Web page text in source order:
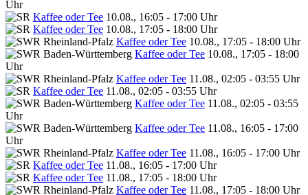
Uhr
Kaffee oder Tee 10.08., 16:05 - 17:00 Uhr
Kaffee oder Tee 10.08., 17:05 - 18:00 Uhr
Kaffee oder Tee 10.08., 17:05 - 18:00 Uhr
Kaffee oder Tee 10.08., 17:05 - 18:00
Uhr
Kaffee oder Tee 11.08., 02:05 - 03:55 Uhr
Kaffee oder Tee 11.08., 02:05 - 03:55 Uhr
Kaffee oder Tee 11.08., 02:05 - 03:55
Uhr
Kaffee oder Tee 11.08., 16:05 - 17:00
Uhr
Kaffee oder Tee 11.08., 16:05 - 17:00 Uhr
Kaffee oder Tee 11.08., 16:05 - 17:00 Uhr
Kaffee oder Tee 11.08., 17:05 - 18:00 Uhr
Kaffee oder Tee 11.08., 17:05 - 18:00 Uhr